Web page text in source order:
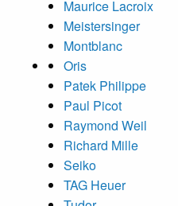
Maurice Lacroix
Meistersinger
Montblanc
Oris
Patek Philippe
Paul Picot
Raymond Weil
Richard Mille
Seiko
TAG Heuer